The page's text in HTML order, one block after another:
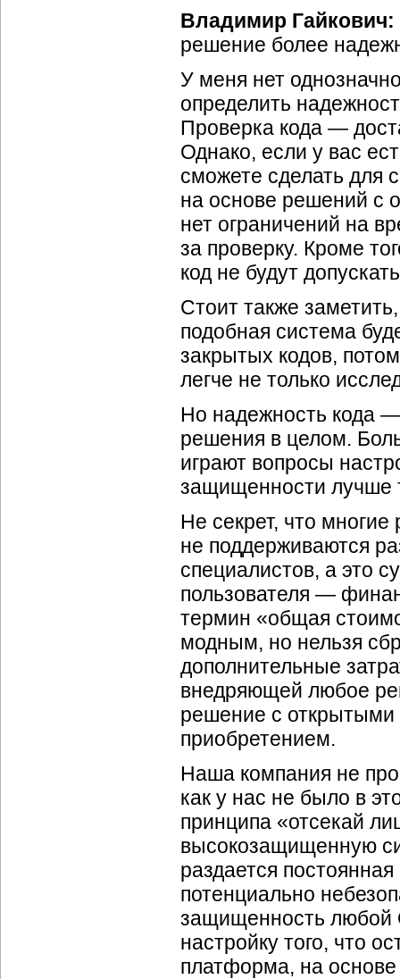
Владимир Гайкович:
решение более
У меня нет
определить
Проверка кода —
Однако, если у вас
сможете сделать для
на основе решений с
нет ограничений на
за проверку. Кроме
код не будут
Стоит также
подобная система
закрытых кодов,
легче не только
Но надежность кода —
решения в целом.
играют вопросы
защищенности лучше
Не секрет, что
не поддерживаются
специалистов, а это
пользователя —
термин «общая
модным, но нельзя
дополнительные
внедряющей любое
решение с открытыми
приобретением.
Наша компания не
как у нас не было в
принципа «отсекай
высокозащищенную
раздается
потенциально
защищенность любой
настройку того, что
платформа, на